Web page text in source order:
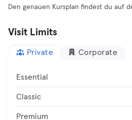
Den genauen Kursplan findest du auf
Visit Limits
Private Corporate
Essential
Classic
Premium